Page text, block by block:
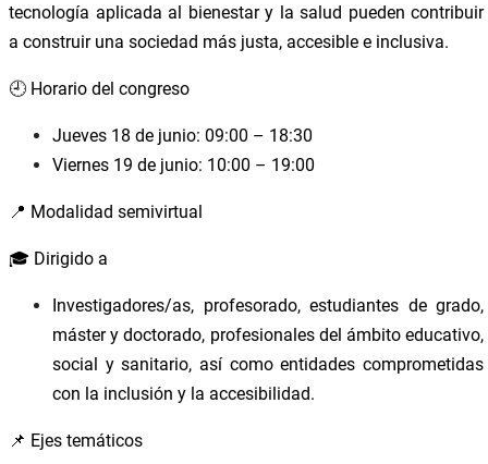
tecnología aplicada al bienestar y la salud pueden contribuir
a construir una sociedad más justa, accesible e inclusiva.
🕘 Horario del congreso
Jueves 18 de junio: 09:00 – 18:30
Viernes 19 de junio: 10:00 – 19:00
📍 Modalidad semivirtual
🎓 Dirigido a
Investigadores/as, profesorado, estudiantes de grado,
máster y doctorado, profesionales del ámbito educativo,
social y sanitario, así como entidades comprometidas
con la inclusión y la accesibilidad.
📌 Ejes temáticos